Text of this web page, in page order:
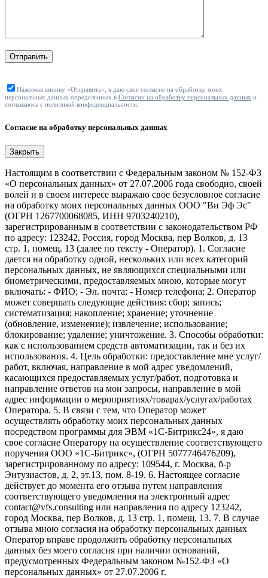
Отправить
Нажимая кнопку «Отправить», я даю свое согласие на обработку моих
персональных данных определенных в Согласии на обработку персональных данных и
соглашаюсь с политикой конфиденциальности.
Согласие на обработку персональных данных
Закрыть
Настоящим в соответствии с Федеральным законом № 152-ФЗ
«О персональных данных» от 27.07.2006 года свободно, своей
волей и в своем интересе выражаю свое безусловное согласие
на обработку моих персональных данных ООО "Ви Эф Эс"
(ОГРН 1267700068085, ИНН 9703240210),
зарегистрированным в соответствии с законодательством РФ
по адресу: 123242, Россия, город Москва, пер Волков, д. 13
стр. 1, помещ. 13 (далее по тексту - Оператор). 1. Согласие
дается на обработку одной, нескольких или всех категорий
персональных данных, не являющихся специальными или
биометрическими, предоставляемых мною, которые могут
включать: - ФИО; - Эл. почта; - Номер телефона; 2. Оператор
может совершать следующие действия: сбор; запись;
систематизация; накопление; хранение; уточнение
(обновление, изменение); извлечение; использование;
блокирование; удаление; уничтожение. 3. Способы обработки:
как с использованием средств автоматизации, так и без их
использования. 4. Цель обработки: предоставление мне услуг/
работ, включая, направление в мой адрес уведомлений,
касающихся предоставляемых услуг/работ, подготовка и
направление ответов на мои запросы, направление в мой
адрес информации о мероприятиях/товарах/услугах/работах
Оператора. 5. В связи с тем, что Оператор может
осуществлять обработку моих персональных данных
посредством программы для ЭВМ «1С-Битрикс24», я даю
свое согласие Оператору на осуществление соответствующего
поручения ООО «1С-Битрикс», (ОГРН 5077746476209),
зарегистрированному по адресу: 109544, г. Москва, б-р
Энтузиастов, д. 2, эт.13, пом. 8-19. 6. Настоящее согласие
действует до момента его отзыва путем направления
соответствующего уведомления на электронный адрес
contact@vfs.consulting или направления по адресу 123242,
город Москва, пер Волков, д. 13 стр. 1, помещ. 13. 7. В случае
отзыва мною согласия на обработку персональных данных
Оператор вправе продолжить обработку персональных
данных без моего согласия при наличии оснований,
предусмотренных Федеральным законом №152-ФЗ «О
персональных данных» от 27.07.2006 г.